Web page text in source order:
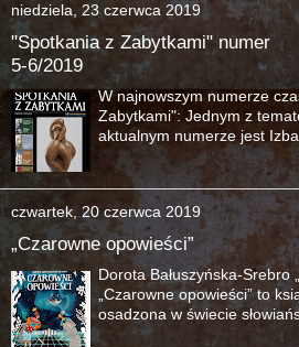
niedziela, 23 czerwca 2019
"Spotkania z Zabytkami" numer
5-6/2019
W najnowszym numerze
Zabytkami": Jednym z
aktualnym numerze jest
czwartek, 20 czerwca 2019
„Czarowne opowieści”
Dorota Bałuszyńska-Srebro
„Czarowne opowieści” to
osadzona w świecie